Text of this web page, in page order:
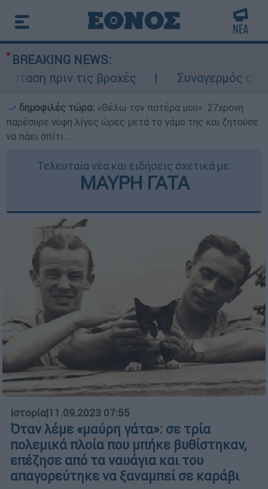
BREAKING NEWS:
πριν τις βροχές
Συναγερμός στον
δημοφιλές τώρα: «Θέλω τον πατέρα μου»: 27χρονη
παρέσυρε νύφη λίγες ώρες μετά το γάμο της και ζητούσε
να πάει σπίτι...
Τελευταία νέα και ειδήσεις σχετικά με:
ΜΑΥΡΗ ΓΑΤΑ
Ιστορία|11.09.2023 07:55
Όταν λέμε «μαύρη γάτα»: σε τρία
πολεμικά πλοία που μπήκε βυθίστηκαν,
επέζησε από τα ναυάγια και του
απαγορεύτηκε να ξαναμπεί σε καράβι